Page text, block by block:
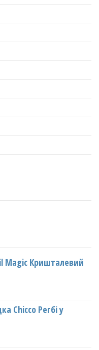
Magic Кришталевий
Chicco Регбі у